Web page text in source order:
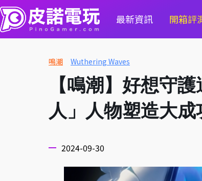
最新資訊 開箱評
鳴潮 Wuthering Waves
【鳴潮】好想守
人」人物塑造大成
2024-09-30